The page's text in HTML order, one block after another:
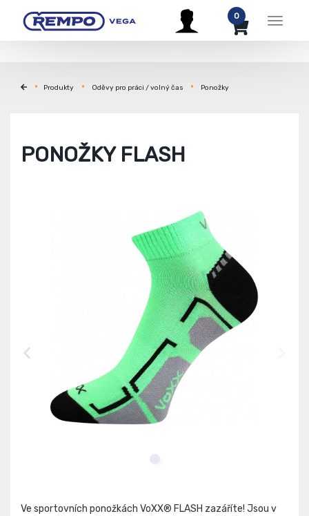
Menu
0
Produkty Oděvy pro práci / volný čas Ponožky
PONOŽKY FLASH
Ve sportovních ponožkách VoXX® FLASH zazáříte! Jsou v